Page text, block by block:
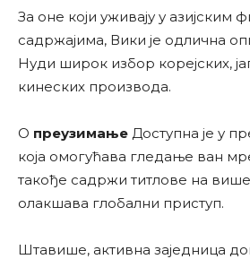
За оне који уживају у азијским
садржајима, Вики је одлична
Нуди широк избор корејских,
кинеских производа.
О преузимање Доступна је у
која омогућава гледање ван
такође садржи титлове на више
олакшава глобални приступ.
Штавише, активна заједница